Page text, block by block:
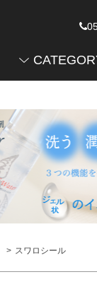
> スワロシール